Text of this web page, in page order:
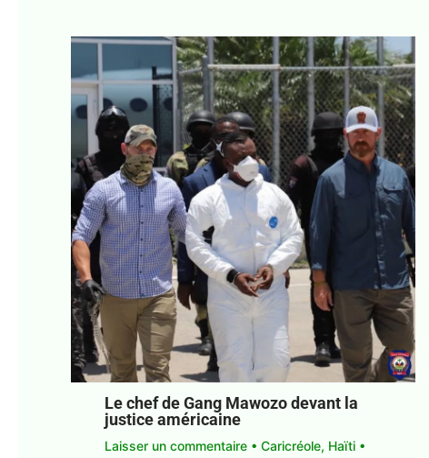
Le chef de Gang Mawozo devant la
justice américaine
Laisser un commentaire •Caricréole, Haïti •